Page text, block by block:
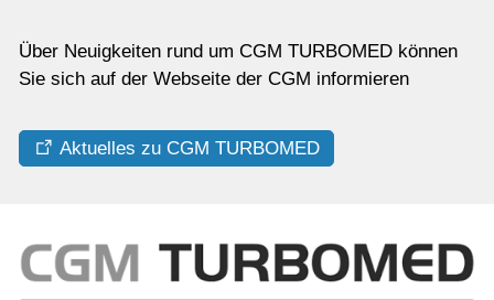
Shop
Über Neuigkeiten rund um CGM TURBOMED können
Sie sich auf der Webseite der CGM informieren
Aktuelles zu CGM TURBOMED